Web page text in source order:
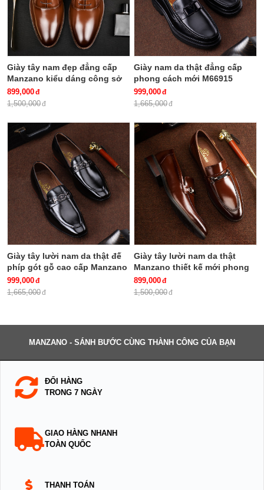
Giày tây nam đẹp đẳng cấp
Manzano kiểu dáng công sở
họa tiết ấn tượng M66699
899,000
1,500,000
Giày nam da thật đẳng cấp
phong cách mới M66915
999,000
1,665,000
Giày tây lười nam da thật đế
phíp gót gỗ cao cấp Manzano
M66272
999,000
1,665,000
Giày tây lười nam da thật
Manzano thiết kế mới phong
cách doanh nhân M66672
899,000
1,500,000
MANZANO - SÁNH BƯỚC CÙNG THÀNH CÔNG CỦA BẠN
ĐỔI HÀNG
TRONG 7 NGÀY
GIAO HÀNG NHANH
TOÀN QUỐC
THANH TOÁN